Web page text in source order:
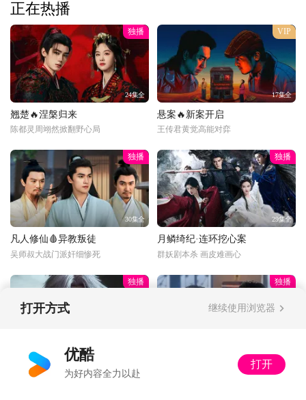
正在热播
独播
24集全
翘楚🔥涅槃归来
陈都灵周翊然掀翻野心局
VIP
17集全
悬案🔥新案开启
王传君黄觉高能对弈
独播
30集全
凡人修仙🩸异教叛徒
吴师叔大战门派奸细惨死
独播
29集全
月鳞绮纪·连环挖心案
群妖剧本杀 画皮难画心
独播
光阴之外🔥杀神筑基
许青法窍全开双灵海筑基！
独播
以法之名🔍突击审讯
打开方式 继续使用浏览器
优酷
为好内容全力以赴
打开